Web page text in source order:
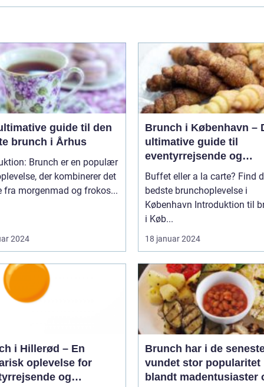
guide til den
brunch i Århus
Brunch er en populær
der kombinerer det
fra morgenmad og frokos...
2024
Brunch i København –
ultimative guide til
eventyrrejsende og
backpackere
Buffet eller a la carte? Find
bedste brunchoplevelse i
København Introduktion til brunch
i Køb...
18 januar 2024
i Hillerød – En
oplevelse for
og
Brunch har i de
vundet stor popularitet
blandt madentusiaster